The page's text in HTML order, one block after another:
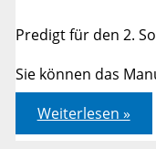
Predigt für den 2.
Sie können das
1.
Johannes
5,6-
Weiterlesen »